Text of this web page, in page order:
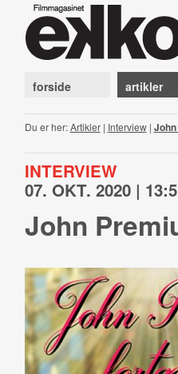
forside artikler
Du er her:Artikler| Interview|
INTERVIEW
07. OKT. 2020 |
John